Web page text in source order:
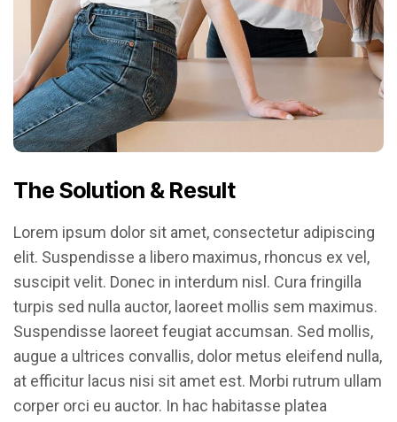
The Solution & Result
Lorem ipsum dolor sit amet, consectetur adipiscing
elit. Suspendisse a libero maximus, rhoncus ex vel,
suscipit velit. Donec in interdum nisl. Cura fringilla
turpis sed nulla auctor, laoreet mollis sem maximus.
Suspendisse laoreet feugiat accumsan. Sed mollis,
augue a ultrices convallis, dolor metus eleifend nulla,
at efficitur lacus nisi sit amet est. Morbi rutrum ullam
corper orci eu auctor. In hac habitasse platea